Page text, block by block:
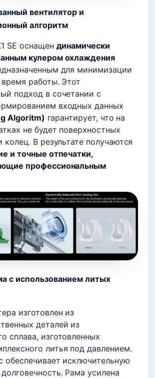
вентилятор и
алгоритм
SE оснащен динамически
кулером охлаждения
для минимизации
работы. Этот
подход в сочетании с
входных данных
Algoritm) гарантирует, что на
не будет поверхностных
колец. В результате получаются
и точные отпечатки,
профессиональным
с использованием литых
изготовлен из
деталей из
сплава, изготовленных
литья под давлением.
обеспечивает исключительную
Рама усилена